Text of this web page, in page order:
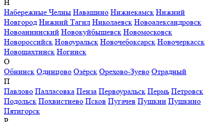
Н
Набережные Челны Навашино Нижнекамск Нижний
Новгород Нижний Тагил Николаевск Новоалександровск
Новоаннинский Новокуйбышевск Новомосковск
Новороссийск Новоуральск Новочебоксарск Новочеркасск
Новошахтинск Ногинск
О
Обнинск Одинцово Озёрск Орехово-Зуево Отрадный
П
Павлово Палласовка Пенза Первоуральск Пермь Петровск
Подольск Похвистнево Псков Пугачев Пушкин Пушкино
Пятигорск